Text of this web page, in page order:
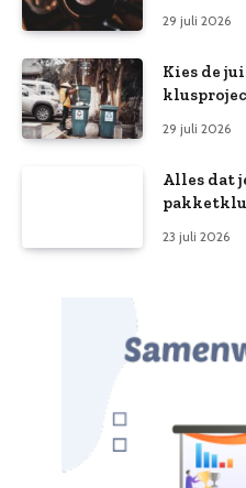
29 juli 2026
Kies de
29 juli 2026
Alles dat
kooptips
23 juli 2026